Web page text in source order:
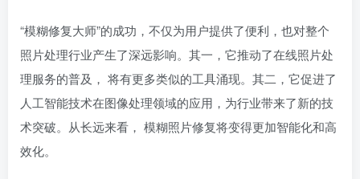
“模糊修复大师”的成功，不仅为用户提供了便利，也对整个
照片处理行业产生了深远影响。其一，它推动了在线照片处
理服务的普及， 将有更多类似的工具涌现。其二，它促进了
人工智能技术在图像处理领域的应用，为行业带来了新的技
术突破。从长远来看， 模糊照片修复将变得更加智能化和高
效化。